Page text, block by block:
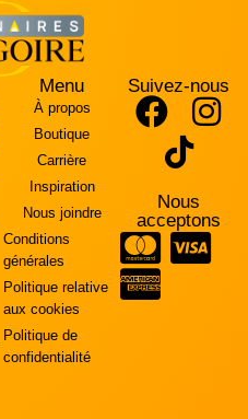
Menu
À propos
Boutique
Carrière
Inspiration
Nous joindre
Conditions
générales
Politique relative
aux cookies
Politique de
confidentialité
Suivez-nous
Nous
acceptons